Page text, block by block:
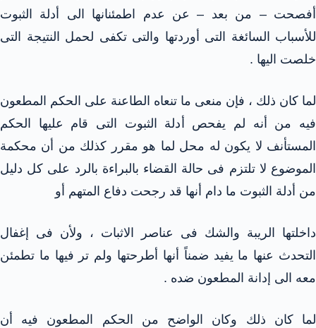
أفصحت – من بعد – عن عدم اطمئنانها الى أدلة الثبوت
للأسباب السائغة التى أوردتها والتى تكفى لحمل النتيجة التى
خلصت اليها .
لما كان ذلك ، فإن منعى ما تنعاه الطاعنة على الحكم المطعون
فيه من أنه لم يفحص أدلة الثبوت التى قام عليها الحكم
المستأنف لا يكون له محل لما هو مقرر كذلك من أن محكمة
الموضوع لا تلتزم فى حالة القضاء بالبراءة بالرد على كل دليل
من أدلة الثبوت ما دام أنها قد رجحت دفاع المتهم أو
داخلتها الريبة والشك فى عناصر الاثبات ، ولأن فى إغفال
التحدث عنها ما يفيد ضمناً أنها أطرحتها ولم تر فيها ما تطمئن
معه الى إدانة المطعون ضده .
لما كان ذلك وكان الواضح من الحكم المطعون فيه أن